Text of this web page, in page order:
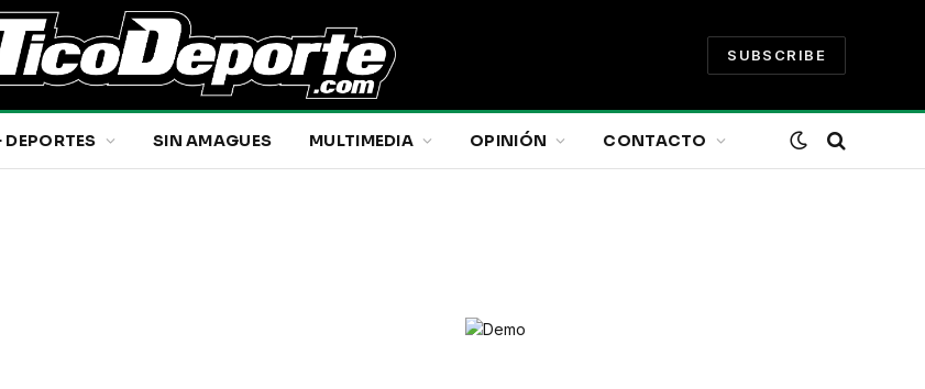
SUBSCRIBE
DEPORTES SIN AMAGUES MULTIMEDIA OPINIÓN CONTACTO